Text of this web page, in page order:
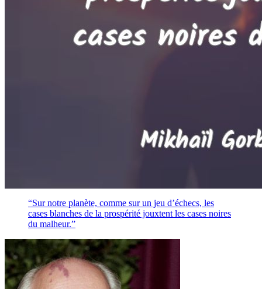
“Sur notre planète, comme sur un jeu d’échecs, les
cases blanches de la prospérité jouxtent les cases noires
du malheur.”